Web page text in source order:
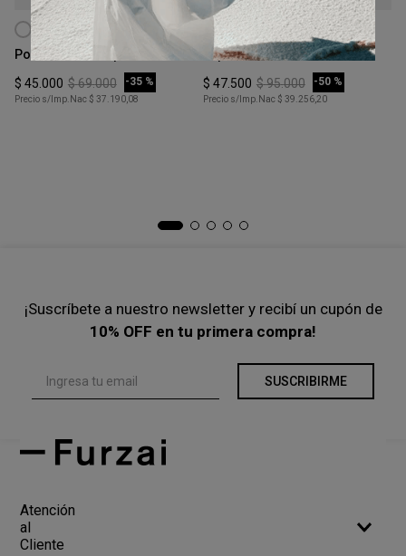
Talle
S
Polera Mock Drape
$ 45 000 $69.000 -35 %
Precio s/Imp.Nac $ 37.190,08
Talle
XS
Top Asimetrico Abierto
$ 47 500 $95.000 -50 %
Precio s/Imp.Nac $ 39.256,20
¡Suscríbete a nuestro newsletter y recibí un cupón de
10% OFF en tu primera compra!
SUSCRIBIRME
Atención
al
Cliente